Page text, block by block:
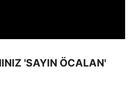
'SAYIN ÖCALAN'